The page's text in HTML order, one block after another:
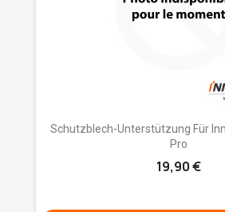
Schutzblech-Unterstützung Für
Pro
19,90 €